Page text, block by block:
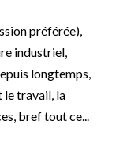
préférée),
industriel,
longtemps,
le travail, la
bref tout ce...